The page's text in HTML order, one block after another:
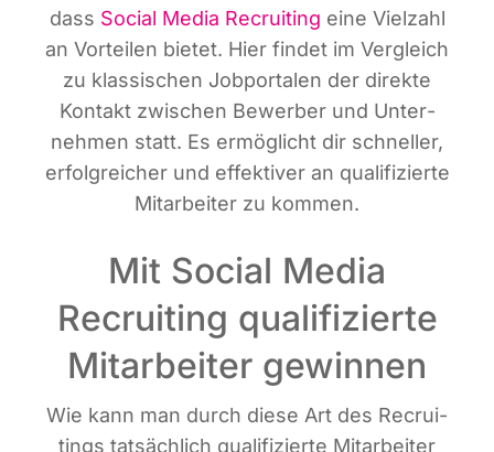
dass Social Media Recrui­ting eine Viel­zahl
an Vor­tei­len bie­tet. Hier fin­det im Ver­gleich
zu klas­si­schen Job­por­ta­len der direk­te
Kon­takt zwi­schen Bewer­ber und Unter­
neh­men statt. Es ermög­licht dir schnel­ler,
erfolg­rei­cher und effek­ti­ver an qua­li­fi­zier­te
Mit­ar­bei­ter zu kommen.
Mit Social Media
Recruiting qualifizierte
Mitarbeiter gewinnen
Wie kann man durch die­se Art des Recrui­
tin­gs tat­säch­lich qua­li­fi­zier­te Mit­ar­bei­ter